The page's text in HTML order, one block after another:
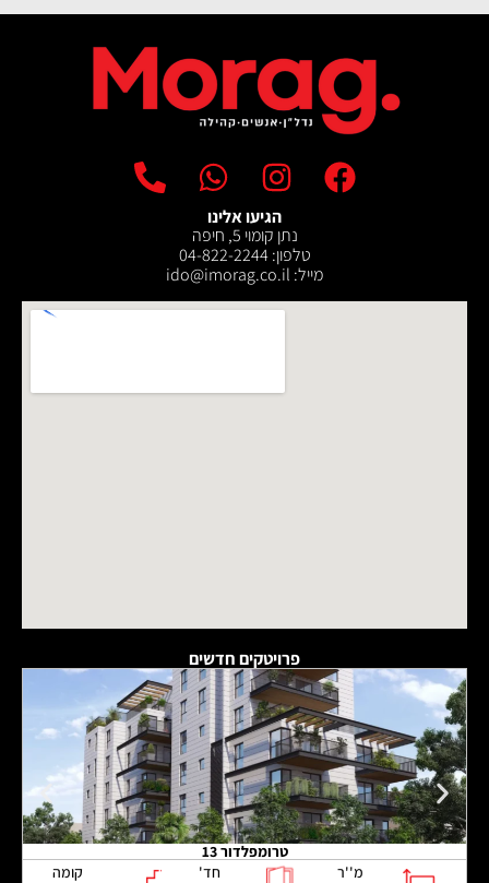
פרויטקים חדשים
טרומפלדור 13
מ''ר
חד' קומה
הגיעו אלינו
נתן קומוי 5, חיפה
טלפון: 04-822-2244
מייל: ‫ido@imorag.co.il